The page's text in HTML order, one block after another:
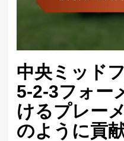
中央ミッド
5-2-3フォー
けるプレー
のように貢